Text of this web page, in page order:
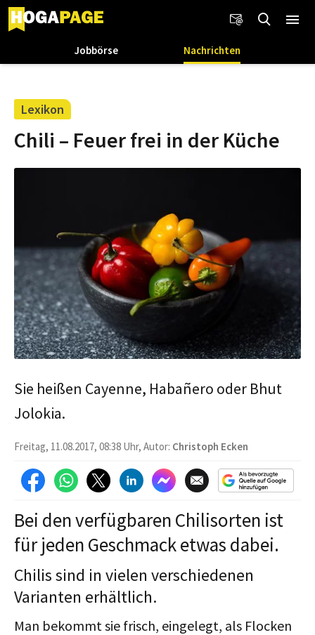
Jobbörse Nachrichten
Lexikon
Chili – Feuer frei in der Küche
Sie heißen Cayenne, Habañero oder Bhut
Jolokia.
Freitag, 11.08.2017, 08:38 Uhr, Autor: Christoph Ecken
Bei den verfügbaren Chilisorten ist
für jeden Geschmack etwas dabei.
Chilis sind in vielen verschiedenen
Varianten erhältlich.
Man bekommt sie frisch, eingelegt, als Flocken